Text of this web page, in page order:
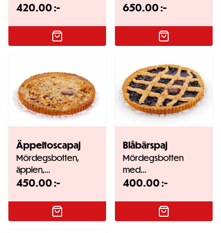
420.00 :- 650.00 :-
Äppeltoscapaj
Mördegsbotten,
äpplen,…
450.00 :-
Blåbärspaj
Mördegsbotten
med…
400.00 :-